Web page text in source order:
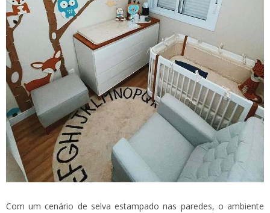
Com um cenário de selva estampado nas paredes, o ambiente